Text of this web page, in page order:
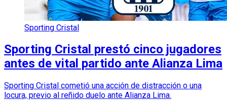
Sporting Cristal
Sporting Cristal prestó cinco jugadores
antes de vital partido ante Alianza Lima
Sporting Cristal cometió una acción de distracción o una
locura, previo al reñido duelo ante Alianza Lima.